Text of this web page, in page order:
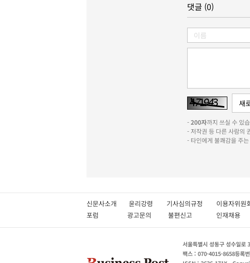
댓글 (0)
-200자까지 쓰실 수 있
- 저작권 등 다른 사람의
- 타인에게 불쾌감을 주
신문사소개 윤리강령 기사심의규정 이용자위
포럼
광고문의 불편신고 인재채용
서울특별시 성동구 성수일
팩스 : 070-4015-8658등록